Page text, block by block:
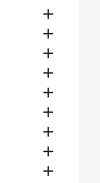








